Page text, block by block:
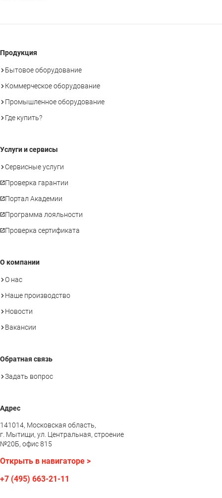
Продукция
Бытовое оборудование
Коммерческое оборудование
Промышленное оборудование
Где купить?
Услуги и сервисы
Сервисные услуги
Проверка гарантии
Портал Академии
Программа лояльности
Проверка сертификата
О компании
О нас
Наше производство
Новости
Вакансии
Обратная связь
Задать вопрос
Адрес
141014, Московская область,
г. Мытищи, ул. Центральная, строение
№20Б, офис 815
Открыть в навигаторе >
+7 (495) 663-21-11